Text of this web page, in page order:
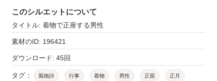
このシルエットについて
タイトル: 着物で正座する男性
素材のID: 196421
ダウンロード: 45回
タグ： 風物詩 行事 着物 男性 正面 正月